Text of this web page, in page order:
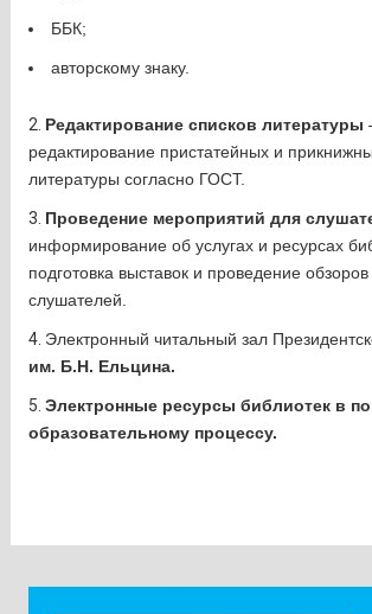
ББК;
авторскому знаку.
Редактирование списков литературы
редактирование пристатейных и
литературы согласно ГОСТ.
Проведение мероприятий для
информирование об услугах и ресурсах
подготовка выставок и проведение
слушателей.
Электронный читальный зал
им. Б.Н. Ельцина.
Электронные ресурсы библиотек в
образовательному процессу.